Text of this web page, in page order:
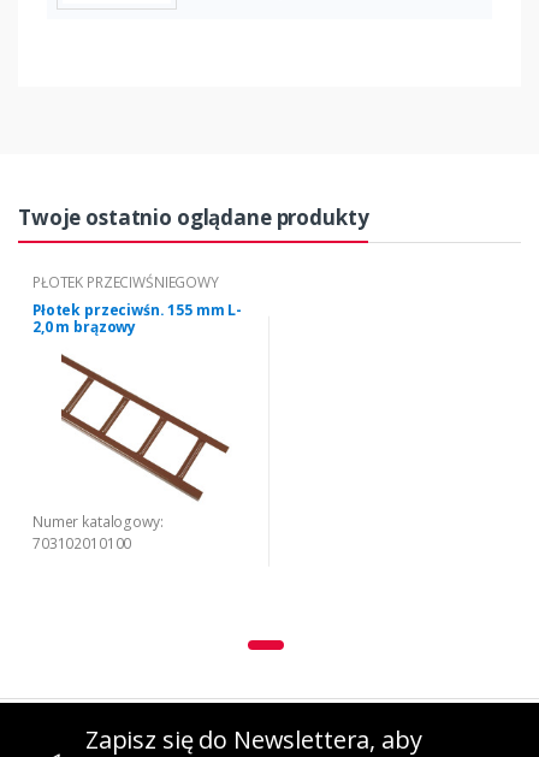
Twoje ostatnio oglądane produkty
PŁOTEK PRZECIWŚNIEGOWY
Płotek przeciwśn. 155 mm L-
2,0 m brązowy
Numer katalogowy:
703102010100
Zapisz się do Newslettera, aby